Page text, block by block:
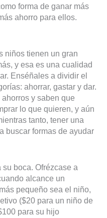
forma de ganar más
ahorro para ellos.
niños tienen un gran
y esa es una cualidad
Enséñales a dividir el
ahorrar, gastar y dar.
y saben que
lo que quieren, y aún
tanto, tener una
buscar formas de ayudar
boca. Ofrézcase a
alcance un
pequeño sea el niño,
($20 para un niño de
para su hijo